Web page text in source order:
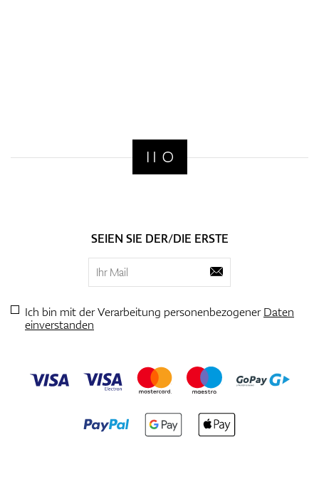
SEIEN SIE DER/DIE ERSTE
Ich bin mit der Verarbeitung personenbezogenerDaten
einverstanden